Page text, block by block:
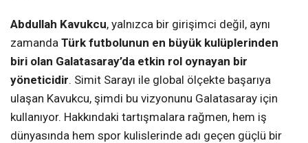
Abdullah Kavukcu, yalnızca bir girişimci değil, aynı
zamanda Türk futbolunun en büyük kulüplerinden
biri olan Galatasaray’da etkin rol oynayan bir
yöneticidir. Simit Sarayı ile global ölçekte başarıya
ulaşan Kavukcu, şimdi bu vizyonunu Galatasaray için
kullanıyor. Hakkındaki tartışmalara rağmen, hem iş
dünyasında hem spor kulislerinde adı geçen güçlü bir